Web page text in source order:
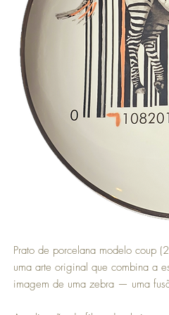
Prato de porcelana modelo coup
uma arte original que combina a
imagem de uma zebra — uma